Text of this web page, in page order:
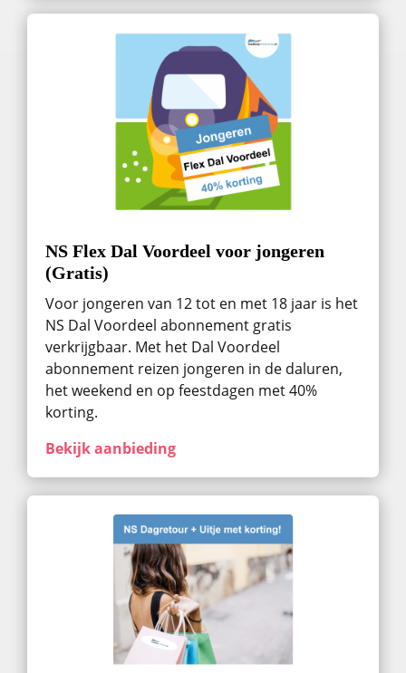
NS Flex Dal Voordeel voor jongeren
(Gratis)
Voor jongeren van 12 tot en met 18 jaar is het
NS Dal Voordeel abonnement gratis
verkrijgbaar. Met het Dal Voordeel
abonnement reizen jongeren in de daluren,
het weekend en op feestdagen met 40%
korting.
Bekijk aanbieding